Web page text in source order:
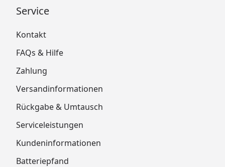
Service
Kontakt
FAQs & Hilfe
Zahlung
Versandinformationen
Rückgabe & Umtausch
Serviceleistungen
Kundeninformationen
Batteriepfand